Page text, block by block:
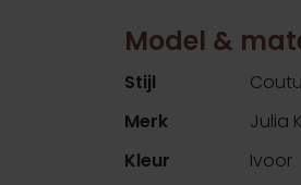
Model &
Stijl
Merk
Julia
Kleur
Ivoor